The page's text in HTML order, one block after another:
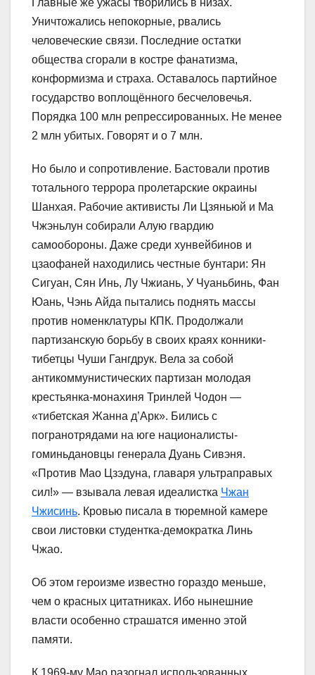
Уничтожались непокорные, рвались
человеческие связи. Последние остатки
общества сгорали в костре фанатизма,
конформизма и страха. Оставалось партийное
государство воплощённого бесчеловечья.
Порядка 100 млн репрессированных. Не менее
2 млн убитых. Говорят и о 7 млн.
Но было и сопротивление. Бастовали против
тотального террора пролетарские окраины
Шанхая. Рабочие активисты Ли Цзяньюй и Ма
Чжэньлун собирали Алую гвардию
самообороны. Даже среди хунвейбинов и
цзаофаней находились честные бунтари: Ян
Сигуан, Сян Инь, Лу Чжиань, У Чуаньбинь, Фан
Юань, Чэнь Айда пытались поднять массы
против номенклатуры КПК. Продолжали
партизанскую борьбу в своих краях конники-
тибетцы Чуши Гангдрук. Вела за собой
антикоммунистических партизан молодая
крестьянка-монахиня Тринлей Чодон —
«тибетская Жанна д’Арк». Бились с
погранотрядами на юге националисты-
гоминьдановцы генерала Дуань Сивэня.
«Против Мао Цзэдуна, главаря ультраправых
сил!» — взывала левая идеалистка Чжан
Чжисинь. Кровью писала в тюремной камере
свои листовки студентка-демократка Линь
Чжао.
Об этом героизме известно гораздо меньше,
чем о красных цитатниках. Ибо нынешние
власти особенно страшатся именно этой
памяти.
К 1969-му Мао разогнал использованных